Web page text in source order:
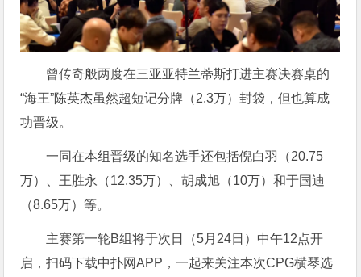
曾传奇般两度在三亚亚特兰蒂斯打进主赛决赛桌的
“海王”陈英杰虽然超短记分牌（2.3万）封袋，但也算成
功晋级。
一同在本组晋级的知名选手还包括倪白羽（20.75
万）、王胜永（12.35万）、胡成旭（10万）和于国迪
（8.65万）等。
主赛第一轮B组将于次日（5月24日）中午12点开
启，扫码下载中扑网APP，一起来关注本次CPG横琴选